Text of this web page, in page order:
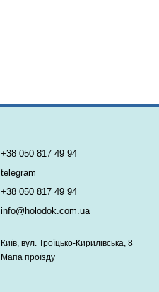
+38 050 817 49 94
telegram
+38 050 817 49 94
info@holodok.com.ua
Київ, вул. Троїцько-Кирилівська, 8
Мапа проїзду